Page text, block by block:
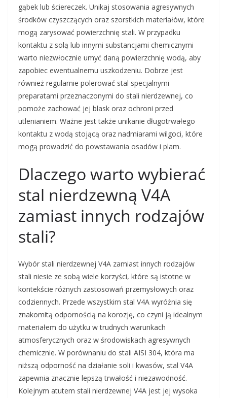
gąbek lub ściereczek. Unikaj stosowania agresywnych
środków czyszczących oraz szorstkich materiałów, które
mogą zarysować powierzchnię stali. W przypadku
kontaktu z solą lub innymi substancjami chemicznymi
warto niezwłocznie umyć daną powierzchnię wodą, aby
zapobiec ewentualnemu uszkodzeniu. Dobrze jest
również regularnie polerować stal specjalnymi
preparatami przeznaczonymi do stali nierdzewnej, co
pomoże zachować jej blask oraz ochroni przed
utlenianiem. Ważne jest także unikanie długotrwałego
kontaktu z wodą stojącą oraz nadmiarami wilgoci, które
mogą prowadzić do powstawania osadów i plam.
Dlaczego warto wybierać
stal nierdzewną V4A
zamiast innych rodzajów
stali?
Wybór stali nierdzewnej V4A zamiast innych rodzajów
stali niesie ze sobą wiele korzyści, które są istotne w
kontekście różnych zastosowań przemysłowych oraz
codziennych. Przede wszystkim stal V4A wyróżnia się
znakomitą odpornością na korozję, co czyni ją idealnym
materiałem do użytku w trudnych warunkach
atmosferycznych oraz w środowiskach agresywnych
chemicznie. W porównaniu do stali AISI 304, która ma
niższą odporność na działanie soli i kwasów, stal V4A
zapewnia znacznie lepszą trwałość i niezawodność.
Kolejnym atutem stali nierdzewnej V4A jest jej wysoka